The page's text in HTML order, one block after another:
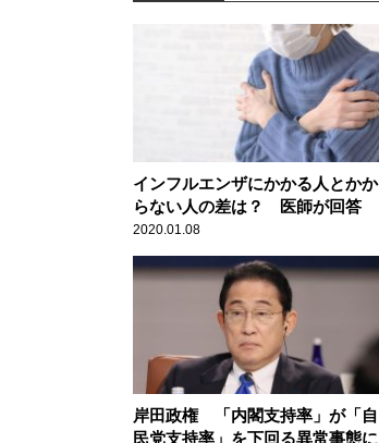
インフルエンザにかかる人とかか
らない人の差は？ 医師が回答
2020.01.08
岸田政権 「内閣支持率」が「自
民党支持率」を下回る異常事態に